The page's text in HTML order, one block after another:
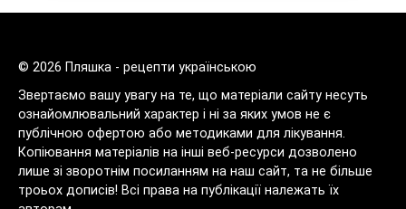
© 2026 Пляшка - рецепти українською
Звертаємо вашу увагу на те, що матеріали сайту несуть
ознайомлювальний характер і ні за яких умов не є
публічною офертою або методиками для лікування.
Копіювання матеріалів на інші веб-ресурси дозволено
лише зі зворотнім посиланням на наш сайт, та не більше
троьох дописів! Всі права на публікації належать їх